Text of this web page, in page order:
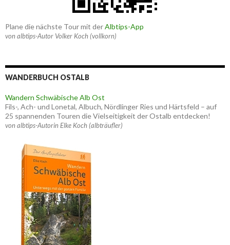
Plane die nächste Tour mit derAlbtips-App
von albtips-Autor Volker Koch (vollkorn)
WANDERBUCH OSTALB
Wandern Schwäbische Alb Ost
Fils-, Ach- und Lonetal, Albuch, Nördlinger Ries und Härtsfeld – auf
25 spannenden Touren die Vielseitigkeit der Ostalb entdecken!
von albtips-Autorin Elke Koch (albträufler)